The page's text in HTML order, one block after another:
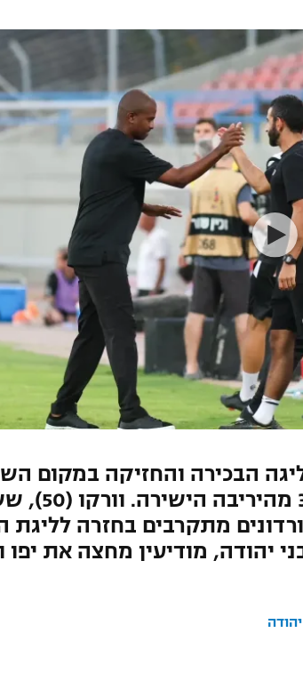
שבע
ליגה סינית
ליגות נוספות
הייתה 18 שנים בליגה הבכירה והחזיקה במקום
כמעט לאורך כל העונה, חטפה 3:0
(70) כבשו, והאורדונים מתקרבים בחזרה
לבני יהודה, מודיעין מחצה את